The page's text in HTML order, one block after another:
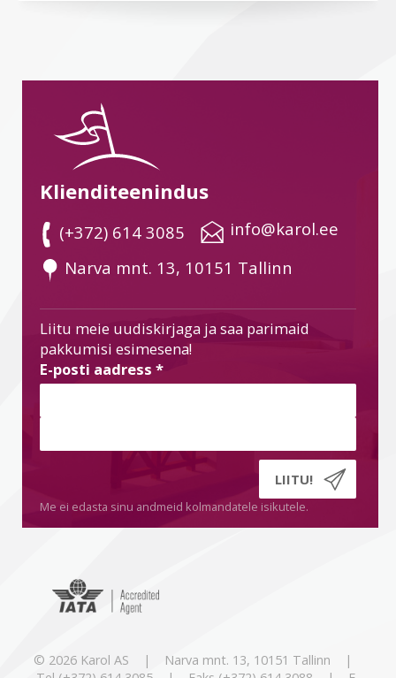
Klienditeenindus
(+372) 614 3085
info@karol.ee
Narva mnt. 13, 10151 Tallinn
Liitu meie uudiskirjaga ja saa parimaid
pakkumisi esimesena!
E-posti aadress *
Me ei edasta sinu andmeid kolmandatele isikutele.
© 2026 Karol AS | Narva mnt. 13, 10151 Tallinn |